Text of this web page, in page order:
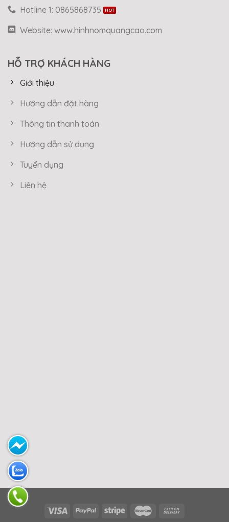
Hotline 1: 0865868735
Website: www.hinhnomquangcao.com
HỖ TRỢ KHÁCH HÀNG
Giới thiệu
Hướng dẫn đặt hàng
Thông tin thanh toán
Hướng dẫn sử dụng
Tuyển dụng
Liên hệ